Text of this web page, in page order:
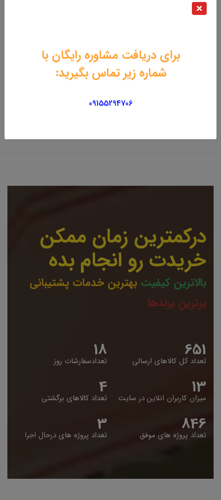
برای دریافت مشاوره رایگان با
شماره زیر تماس بگیرید:
09155294706
هارد اینترنال 500گیگ سبز
هارد اینترنال 1ترابایت وسترن
درکمترین زمان ممکن
خریدت رو انجام بده
بالاترین کیفیت بهترین خدمات پشتیبانی
برترین برندها
653
تعداد کل کالاهای ارسالی 19
تعدادسفارشات روز
14
میزان کاربران انلاین در سایت 5
تعداد کالاهای برگشتی
848
تعداد پروژه های موفق 4
تعداد پروژه های درحال اجرا